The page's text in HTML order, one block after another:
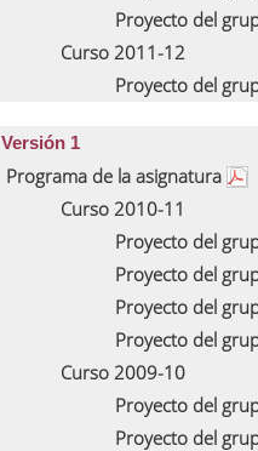
Proyecto del
Curso 2011-12
Proyecto del
Versión 1
Programa de la asignatura
Curso 2010-11
Proyecto del
Proyecto del
Proyecto del
Proyecto del
Curso 2009-10
Proyecto del
Proyecto del